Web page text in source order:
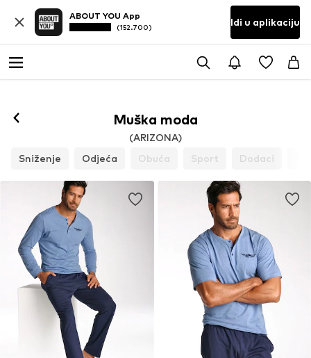
ABOUT YOU App
(152.700) Idi u aplikaciju
Muška moda
(ARIZONA)
Sniženje
Odjeća Obuća Sport Dodaci